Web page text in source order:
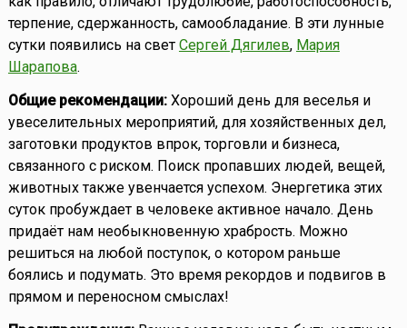
терпение, сдержанность, самообладание. В эти лунные
сутки появились на свет Сергей Дягилев, Мария
Шарапова.
Общие рекомендации:Хороший день для веселья и
увеселительных мероприятий, для хозяйственных дел,
заготовки продуктов впрок, торговли и бизнеса,
связанного с риском. Поиск пропавших людей, вещей,
животных также увенчается успехом. Энергетика этих
суток пробуждает в человеке активное начало. День
придаёт нам необыкновенную храбрость. Можно
решиться на любой поступок, о котором раньше
боялись и подумать. Это время рекордов и подвигов в
прямом и переносном смыслах!